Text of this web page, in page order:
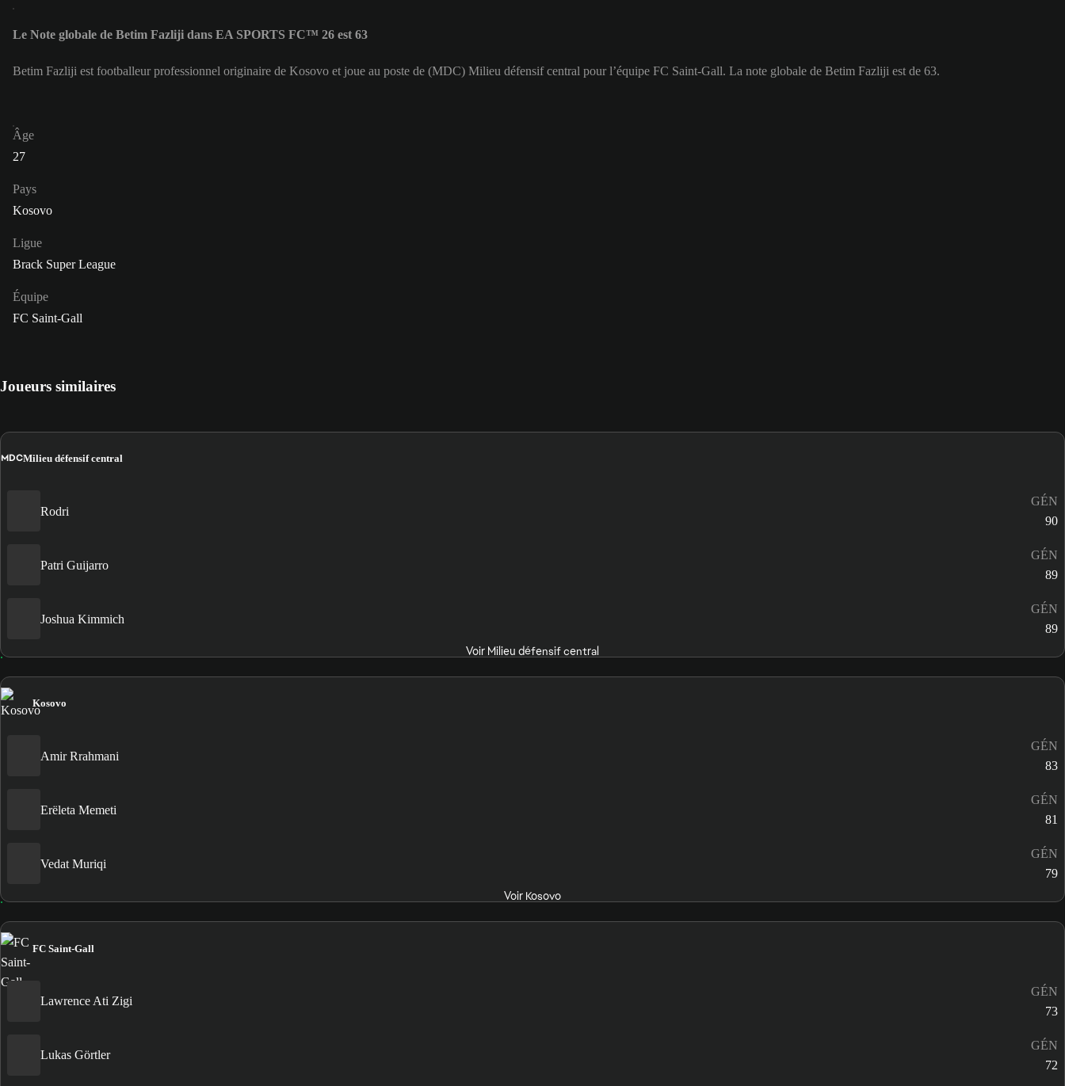
Le Note globale de Betim Fazliji dans EA SPORTS FC™ 26 est 63
Betim Fazliji est footballeur professionnel originaire de Kosovo et joue au poste de (MDC) Milieu défensif central pour l’équipe FC Saint-Gall. La note globale de Betim Fazliji est de 63.
Âge
27
Pays
Kosovo
Ligue
Brack Super League
Équipe
FC Saint-Gall
Joueurs similaires
MDCMilieu défensif central
Rodri
GÉN
90
Patri Guijarro
GÉN
89
Joshua Kimmich
GÉN
89
Voir Milieu défensif central
Kosovo
Amir Rrahmani
GÉN
83
Erëleta Memeti
GÉN
81
Vedat Muriqi
GÉN
79
Voir Kosovo
FC Saint-Gall
Lawrence Ati Zigi
GÉN
73
Lukas Görtler
GÉN
72